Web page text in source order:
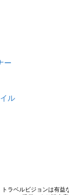
ー
ル
トラベルビジョンは有益